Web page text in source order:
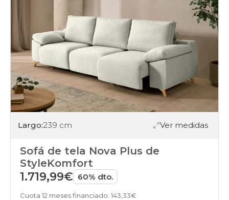
Largo:239 cm Ver medidas
Sofá de tela Nova Plus de
StyleKomfort
1.719,99€ 60% dto.
Cuota 12 meses financiado: 143,33€